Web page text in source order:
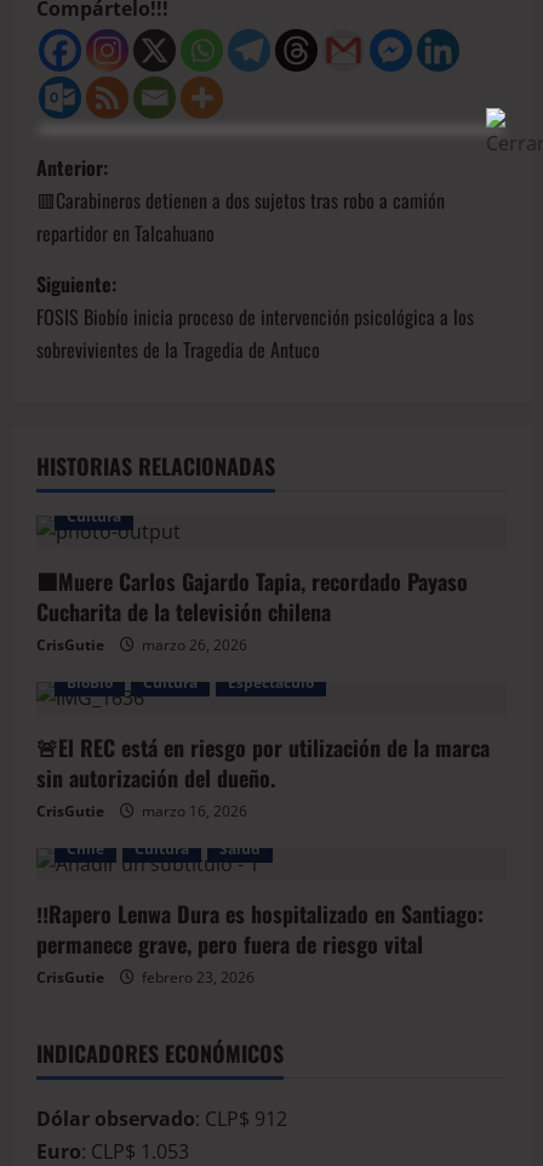
Compártelo!!!
Anterior:
🟥Carabineros detienen a dos sujetos tras robo a camión
repartidor en Talcahuano
Siguiente:
FOSIS Biobío inicia proceso de intervención psicológica a los
sobrevivientes de la Tragedia de Antuco
HISTORIAS RELACIONADAS
Cultura
⬛️Muere Carlos Gajardo Tapia, recordado Payaso
Cucharita de la televisión chilena
CrisGutie
marzo 26, 2026
BioBio
Cultura Espectáculo
🚨El REC está en riesgo por utilización de la marca
sin autorización del dueño.
CrisGutie
marzo 16, 2026
Chile
Cultura Salud
‼️Rapero Lenwa Dura es hospitalizado en Santiago:
permanece grave, pero fuera de riesgo vital
CrisGutie febrero 23, 2026
INDICADORES ECONÓMICOS
Dólar observado: CLP$ 912
Euro: CLP$ 1.053